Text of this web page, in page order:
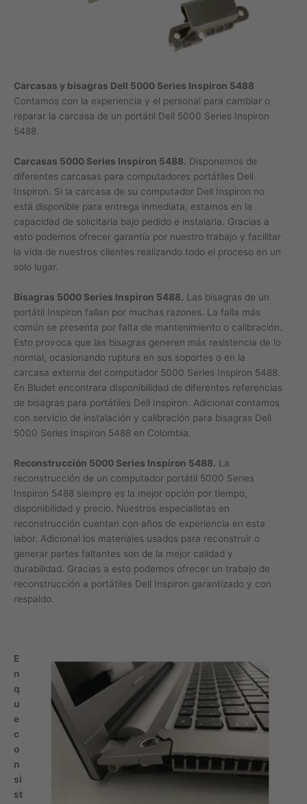
Carcasas y bisagras Dell 5000 Series Inspiron 5488
Contamos con la experiencia y el personal para cambiar o
reparar la carcasa de un portátil Dell 5000 Series Inspiron
5488.
Carcasas 5000 Series Inspiron 5488. Disponemos de
diferentes carcasas para computadores portátiles Dell
Inspiron. Si la carcasa de su computador Dell Inspiron no
está disponible para entrega inmediata, estamos en la
capacidad de solicitarla bajo pedido e instalarla. Gracias a
esto podemos ofrecer garantía por nuestro trabajo y facilitar
la vida de nuestros clientes realizando todo el proceso en un
solo lugar.
Bisagras 5000 Series Inspiron 5488. Las bisagras de un
portátil Inspiron fallan por muchas razones. La falla más
común se presenta por falta de mantenimiento o calibración.
Esto provoca que las bisagras generen más resistencia de lo
normal, ocasionando ruptura en sus soportes o en la
carcasa externa del computador 5000 Series Inspiron 5488.
En Bludet encontrara disponibilidad de diferentes referencias
de bisagras para portátiles Dell Inspiron. Adicional contamos
con servicio de instalación y calibración para bisagras Dell
5000 Series Inspiron 5488 en Colombia.
Reconstrucción 5000 Series Inspiron 5488. La
reconstrucción de un computador portátil 5000 Series
Inspiron 5488 siempre es la mejor opción por tiempo,
disponibilidad y precio. Nuestros especialistas en
reconstrucción cuentan con años de experiencia en esta
labor. Adicional los materiales usados para reconstruir o
generar partes faltantes son de la mejor calidad y
durabilidad. Gracias a esto podemos ofrecer un trabajo de
reconstrucción a portátiles Dell Inspiron garantizado y con
respaldo.
E
n
q
u
e
c
o
n
si
st